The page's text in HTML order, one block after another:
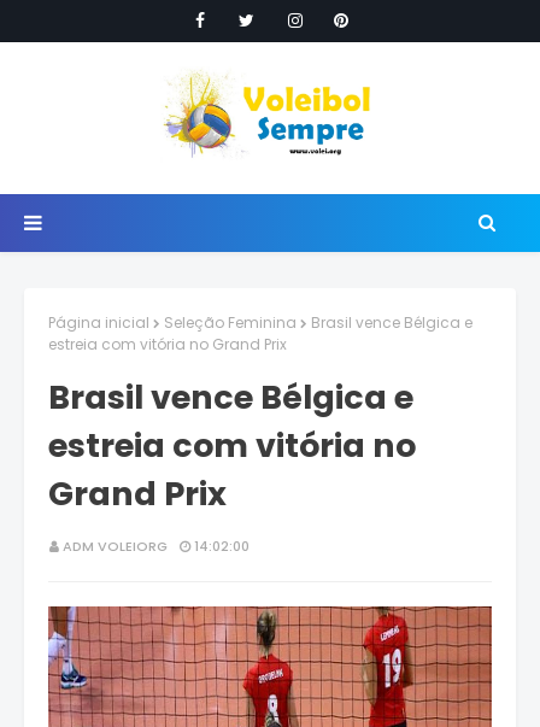
Página inicial Seleção Feminina
Brasil vence Bélgica e
estreia com vitória no Grand Prix
Brasil vence Bélgica e
estreia com vitória no
Grand Prix
ADM VOLEIORG 14:02:00